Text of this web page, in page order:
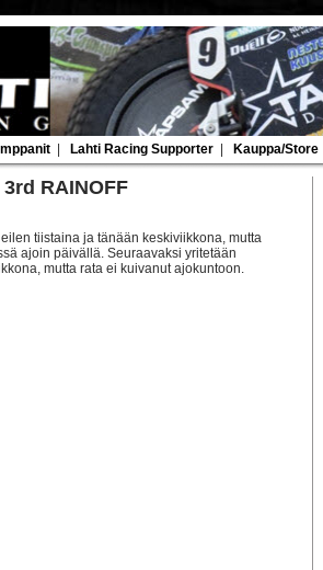
Lahti Racing Supporter Kauppa/Store
RAINOFF
tiistaina ja tänään keskiviikkona, mutta
ajoin päivällä. Seuraavaksi yritetään
mutta rata ei kuivanut ajokuntoon.